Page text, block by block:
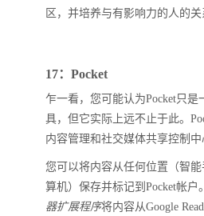
区，并培养与有影响力的人的关
17：Pocket
乍一看，您可能认为Pocket只是
具，但它实际上远不止于此。
内容管理和社交媒体共享控制中
您可以将内容从任何位置（智
算机）保存并标记到Pocket帐户
器扩展程序将内容从Google